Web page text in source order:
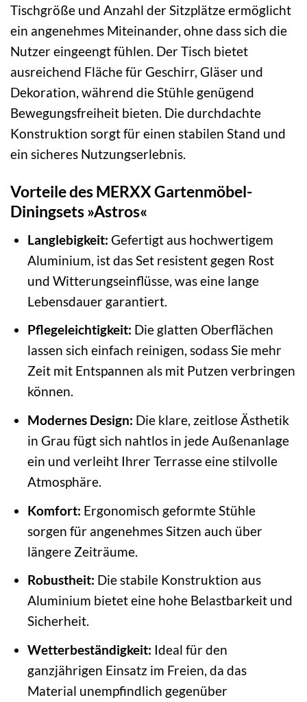
Tischgröße und Anzahl der Sitzplätze ermöglicht
ein angenehmes Miteinander, ohne dass sich die
Nutzer eingeengt fühlen. Der Tisch bietet
ausreichend Fläche für Geschirr, Gläser und
Dekoration, während die Stühle genügend
Bewegungsfreiheit bieten. Die durchdachte
Konstruktion sorgt für einen stabilen Stand und
ein sicheres Nutzungserlebnis.
Vorteile des MERXX Gartenmöbel-
Diningsets »Astros«
Langlebigkeit: Gefertigt aus hochwertigem
Aluminium, ist das Set resistent gegen Rost
und Witterungseinflüsse, was eine lange
Lebensdauer garantiert.
Pflegeleichtigkeit: Die glatten Oberflächen
lassen sich einfach reinigen, sodass Sie mehr
Zeit mit Entspannen als mit Putzen verbringen
können.
Modernes Design: Die klare, zeitlose Ästhetik
in Grau fügt sich nahtlos in jede Außenanlage
ein und verleiht Ihrer Terrasse eine stilvolle
Atmosphäre.
Komfort: Ergonomisch geformte Stühle
sorgen für angenehmes Sitzen auch über
längere Zeiträume.
Robustheit: Die stabile Konstruktion aus
Aluminium bietet eine hohe Belastbarkeit und
Sicherheit.
Wetterbeständigkeit: Ideal für den
ganzjährigen Einsatz im Freien, da das
Material unempfindlich gegenüber